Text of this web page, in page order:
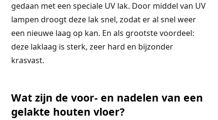
gedaan met een speciale UV lak. Door middel van UV
lampen droogt deze lak snel, zodat er al snel weer
een nieuwe laag op kan. En als grootste voordeel:
deze laklaag is sterk, zeer hard en bijzonder
krasvast.
Wat zijn de voor- en nadelen van een
gelakte houten vloer?